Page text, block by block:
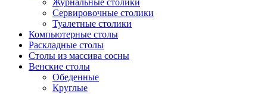
Журнальные столики
Сервировочные столики
Туалетные столики
Компьютерные столы
Раскладные столы
Столы из массива сосны
Венские столы
Обеденные
Круглые